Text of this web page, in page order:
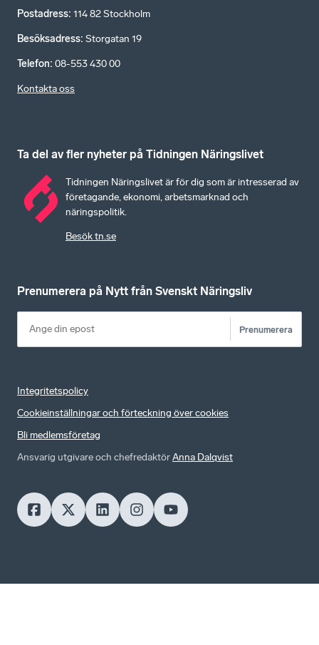
Postadress: 114 82 Stockholm
Besöksadress: Storgatan 19
Telefon: 08-553 430 00
Kontakta oss
Ta del av fler nyheter på Tidningen Näringslivet
Tidningen Näringslivet är för dig som är intresserad av
företagande, ekonomi, arbetsmarknad och
näringspolitik.
Besök tn.se
Prenumerera på Nytt från Svenskt Näringsliv
Prenumerera
Integritetspolicy
Cookieinställningar och förteckning över cookies
Bli medlemsföretag
Ansvarig utgivare och chefredaktörAnna Dalqvist